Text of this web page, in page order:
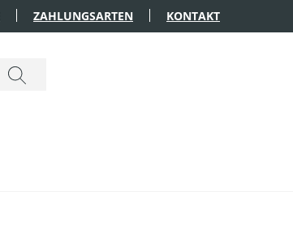
ZAHLUNGSARTEN KONTAKT